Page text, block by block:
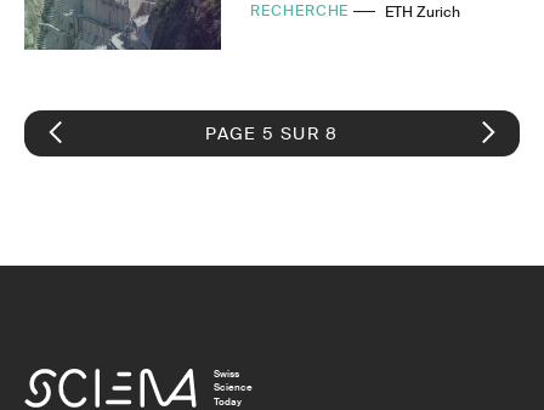
RECHERCHE ETH Zurich
PAGE 5 SUR 8
Swiss
Science
Today